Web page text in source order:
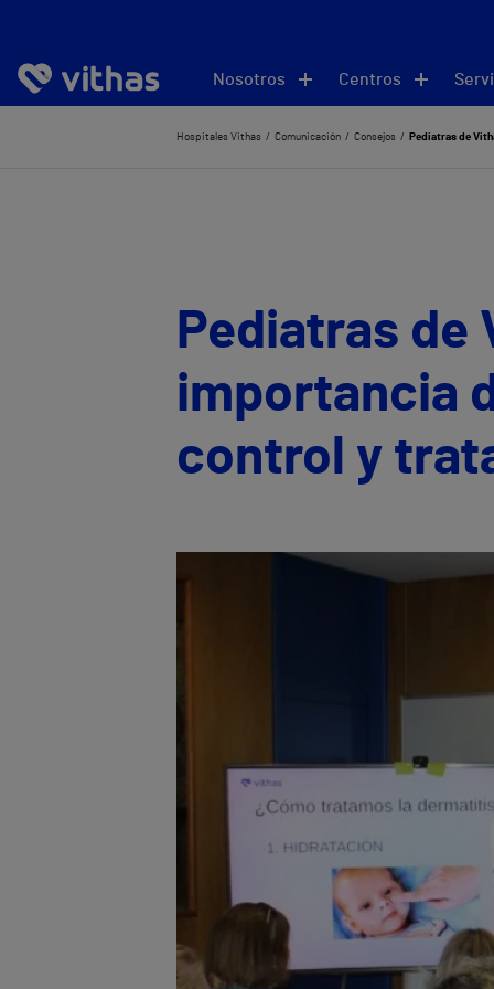
Nosotros Centros
Hospitales Vithas Comunicación Consejos Pediatras de
Pediatras de
importancia
control y